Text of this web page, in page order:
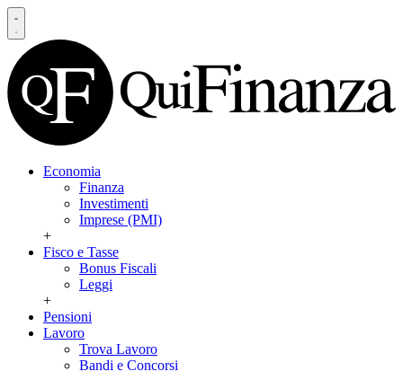
Economia
Finanza
Investimenti
Imprese (PMI)
+
Fisco e Tasse
Bonus Fiscali
Leggi
+
Pensioni
Lavoro
Trova Lavoro
Bandi e Concorsi